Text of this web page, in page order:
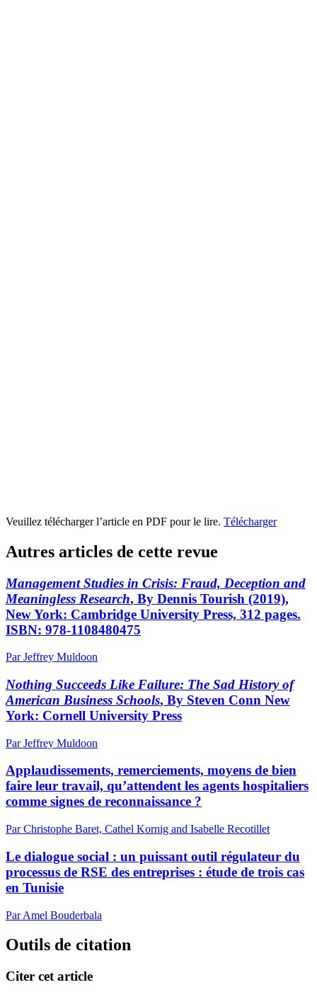
Veuillez télécharger l’article en PDF pour le lire. Télécharger
Autres articles de cette revue
Management Studies in Crisis: Fraud, Deception and
Meaningless Research, By Dennis Tourish (2019),
New York: Cambridge University Press, 312 pages.
ISBN: 978-1108480475
Par Jeffrey Muldoon
Nothing Succeeds Like Failure: The Sad History of
American Business Schools, By Steven Conn New
York: Cornell University Press
Par Jeffrey Muldoon
Applaudissements, remerciements, moyens de bien
faire leur travail, qu’attendent les agents hospitaliers
comme signes de reconnaissance ?
Par Christophe Baret, Cathel Kornig and Isabelle Recotillet
Le dialogue social : un puissant outil régulateur du
processus de RSE des entreprises : étude de trois cas
en Tunisie
Par Amel Bouderbala
Outils de citation
Citer cet article